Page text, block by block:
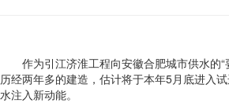
作为引江济淮工程向安徽合肥城市供水的“
历经两年多的建造，估计将于本年5月底进入
水注入新动能。